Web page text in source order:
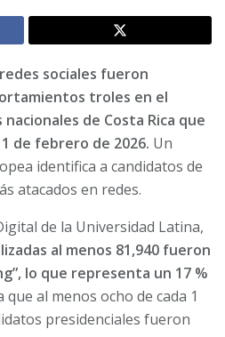
sociales fueron
troles en el
de Costa Rica que
de febrero de 2026. Un
identifica a candidatos de
atacados en redes.
de la Universidad Latina,
al menos 81,940 fueron
lo que representa un 17 %
que al menos ocho de cada 1
presidenciales fueron